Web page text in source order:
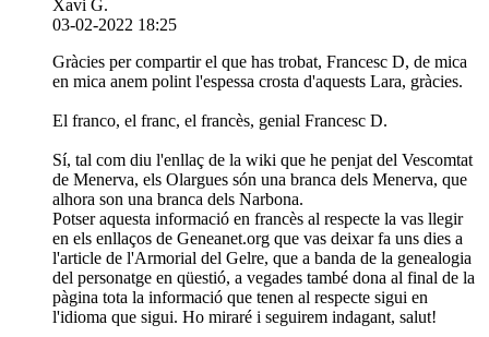
Xavi G.
03-02-2022 18:25
Gràcies per compartir el que has trobat, Francesc D, de mica
en mica anem polint l'espessa crosta d'aquests Lara, gràcies.
El franco, el franc, el francès, genial Francesc D.
Sí, tal com diu l'enllaç de la wiki que he penjat del Vescomtat
de Menerva, els Olargues són una branca dels Menerva, que
alhora son una branca dels Narbona.
Potser aquesta informació en francès al respecte la vas llegir
en els enllaços de Geneanet.org que vas deixar fa uns dies a
l'article de l'Armorial del Gelre, que a banda de la genealogia
del personatge en qüestió, a vegades també dona al final de la
pàgina tota la informació que tenen al respecte sigui en
l'idioma que sigui. Ho miraré i seguirem indagant, salut!